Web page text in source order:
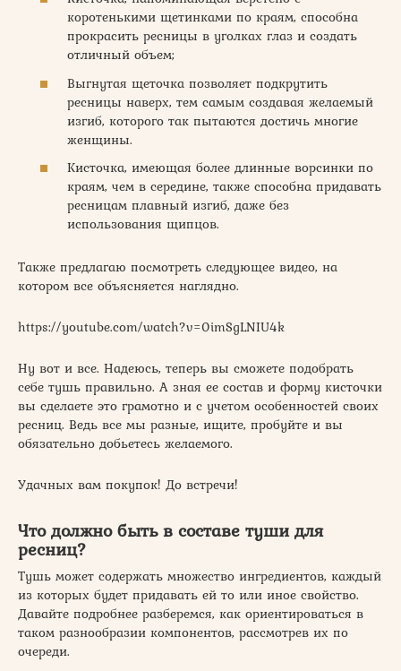
коротенькими щетинками по краям, способна
прокрасить ресницы в уголках глаз и создать
отличный объем;
Выгнутая щеточка позволяет подкрутить
ресницы наверх, тем самым создавая желаемый
изгиб, которого так пытаются достичь многие
женщины.
Кисточка, имеющая более длинные ворсинки по
краям, чем в середине, также способна придавать
ресницам плавный изгиб, даже без
использования щипцов.
Также предлагаю посмотреть следующее видео, на
котором все объясняется наглядно.
https://youtube.com/watch?v=0imSgLNIU4k
Ну вот и все. Надеюсь, теперь вы сможете подобрать
себе тушь правильно. А зная ее состав и форму кисточки
вы сделаете это грамотно и с учетом особенностей своих
ресниц. Ведь все мы разные, ищите, пробуйте и вы
обязательно добьетесь желаемого.
Удачных вам покупок! До встречи!
Что должно быть в составе туши для
ресниц?
Тушь может содержать множество ингредиентов, каждый
из которых будет придавать ей то или иное свойство.
Давайте подробнее разберемся, как ориентироваться в
таком разнообразии компонентов, рассмотрев их по
очереди.